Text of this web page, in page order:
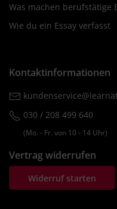
Was machen berufstätige
Wie du ein Essay verfasst
Kontaktinformationen
030 / 208 499 640
(Mo. ‐ Fr. von 10 ‐ 14 Uhr)
Vertrag widerrufen
Widerruf starten